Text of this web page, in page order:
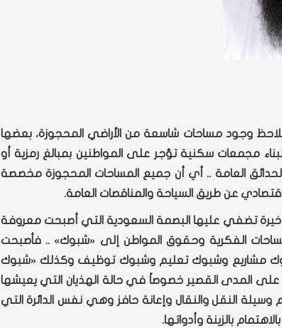
يلاحظ وجود مساحات شاسعة من الأراضي المحجوزة، بعضها
مجمعات سكنية تؤجر على المواطنين بمبالغ رمزية أو
العامة .. أي أن جميع المساحات المحجوزة مخصصة
اقتصادي عن طريق السياحة والمناقصات العامة.
أخيرة تضفي عليها البصمة السعودية التي أصبحت معروفة
الفكرية وحقوق المواطن إلى «شبوك» .. فأصبحت
مشاريع وشبوك تعليم وشبوك توظيف وكذلك «شبوك
المدى القصير خصوصاً في حالة الهذيان التي يعيشها
وسيلة النقل والنقال وإعانة حافز وهي نفس الدائرة التي
بالزينة وأدواتها.